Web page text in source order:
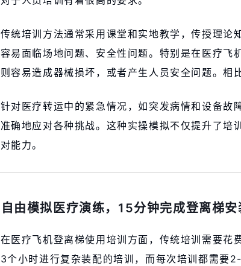
传统培训方法通常采用课堂和实地教学，传授理论
容易面临场地问题、安全性问题。特别是在医疗飞
则容易造成器械损坏，或者产生人员安全问题。相
针对医疗转运中的紧急情况，如突发病情和设备故
准确地应对各种挑战。这种实操模拟不仅提升了培
对能力。
自由模拟医疗演练，15分钟完成登离梯安
在医疗飞机登离梯使用培训方面，传统培训需要花
3个小时进行复杂装配的培训，而每次培训都需要